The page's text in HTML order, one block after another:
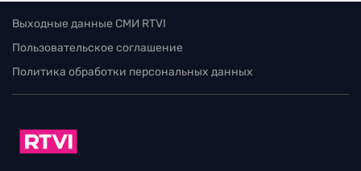
Выходные данные СМИ RTVI
Пользовательское соглашение
Политика обработки персональных данных